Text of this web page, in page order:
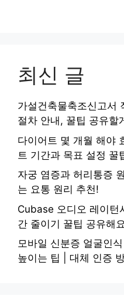
최신 글
가설건축물축조신고서
절차 안내, 꿀팁 공유할
다이어트 몇 개월 해야
트 기간과 목표 설정 꿀
자궁 염증과 허리통증
는 요통 원리 추천!
Cubase 오디오 레이턴
간 줄이기 꿀팁 공유해
모바일 신분증 얼굴인
높이는 팁 | 대체 인증